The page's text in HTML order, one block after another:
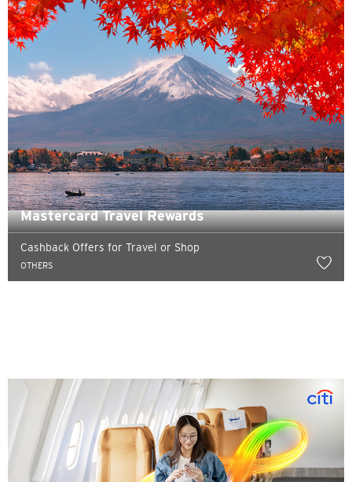
Mastercard Travel Rewards
Cashback Offers for Travel or Shop
OTHERS